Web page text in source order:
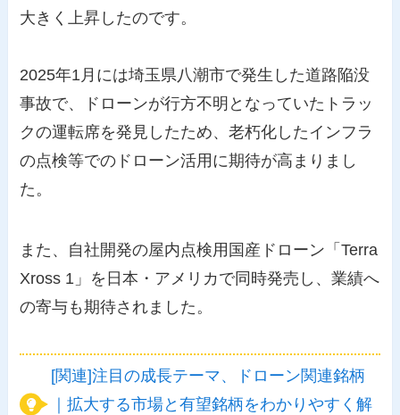
大きく上昇したのです。
2025年1月には埼玉県八潮市で発生した道路陥没
事故で、ドローンが行方不明となっていたトラッ
クの運転席を発見したため、老朽化したインフラ
の点検等でのドローン活用に期待が高まりまし
た。
また、自社開発の屋内点検用国産ドローン「Terra
Xross 1」を日本・アメリカで同時発売し、業績へ
の寄与も期待されました。
[関連]注目の成長テーマ、ドローン関連銘柄
｜拡大する市場と有望銘柄をわかりやすく解